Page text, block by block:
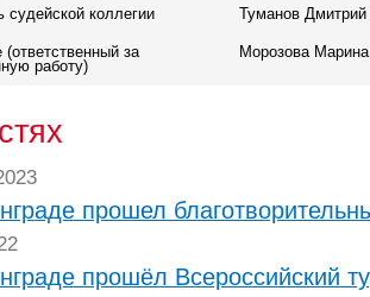
судейской коллегии Туманов
(ответственный за
работу)
Морозова
прошел
прошёл Всероссийский